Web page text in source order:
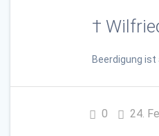
†
Beerdigung ist
0 24.